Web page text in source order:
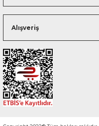
Alışveriş